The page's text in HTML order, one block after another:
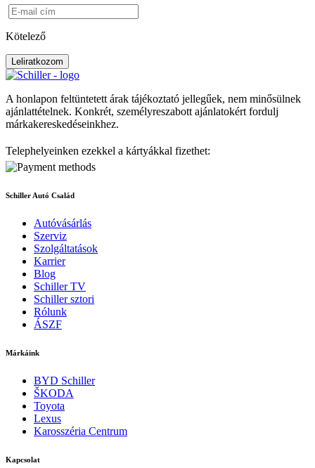
Kötelező
Leliratkozom
A honlapon feltüntetett árak tájékoztató jellegűek, nem minősülnek
ajánlattételnek. Konkrét, személyreszabott ajánlatokért fordulj
márkakereskedéseinkhez.
Telephelyeinken ezekkel a kártyákkal fizethet:
Schiller Autó Család
Autóvásárlás
Szerviz
Szolgáltatások
Karrier
Blog
Schiller TV
Schiller sztori
Rólunk
ÁSZF
Márkáink
BYD Schiller
ŠKODA
Toyota
Lexus
Karosszéria Centrum
Kapcsolat